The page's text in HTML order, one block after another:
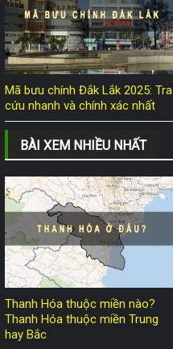
Mã bưu chính Đắk Lắk 2025: Tra
cứu nhanh và chính xác nhất
BÀI XEM NHIỀU NHẤT
Thanh Hóa thuộc miền nào?
Thanh Hóa thuộc miền Trung
hay Bắc